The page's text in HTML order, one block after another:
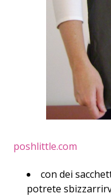
poshlittle.com
con dei
potrete